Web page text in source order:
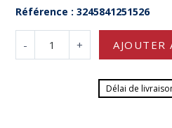
Référence : 3245841251526
- + AJOUTER
Délai de